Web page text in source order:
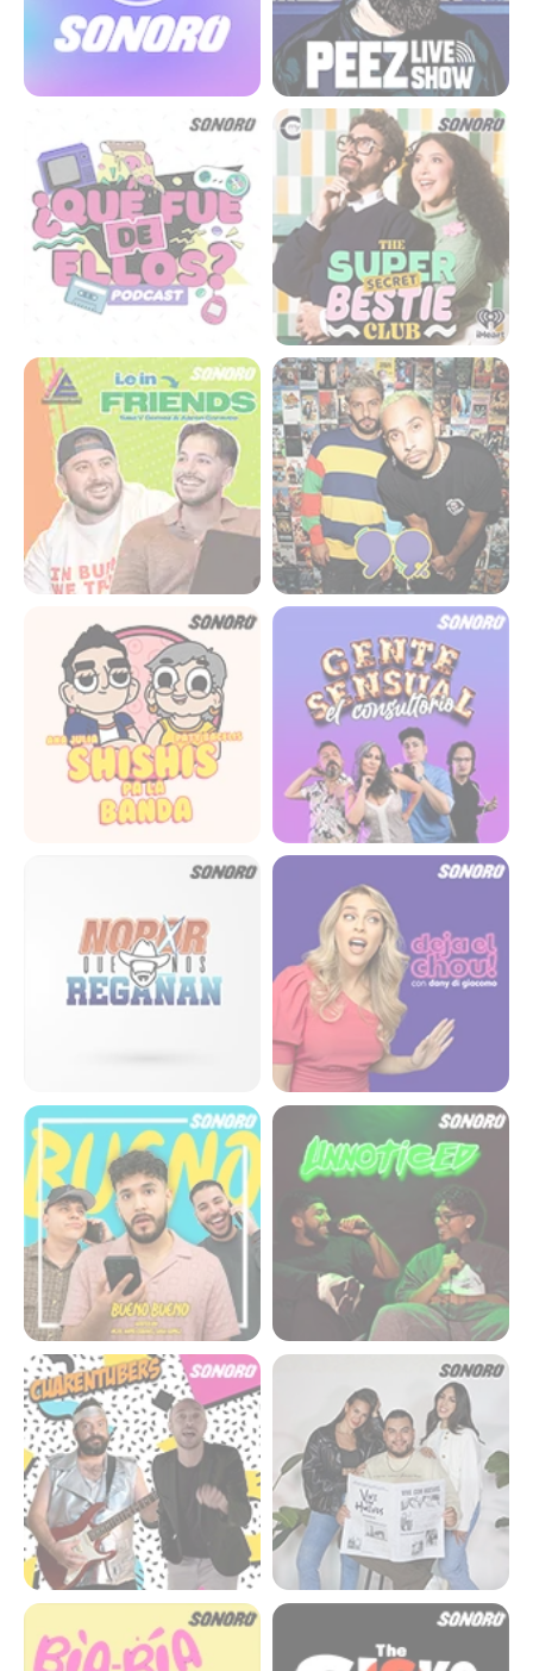
The super secret bestie
club
IE in friends 99%
Shishis pa la banda
Gente sensual el
consultorio
No por que nos regañan Deja el chou
Bueno bueno UNNOTICED
CUARENTUBERS Vive con Huevos
Bla bla bla con led varela Sisko and a Mike